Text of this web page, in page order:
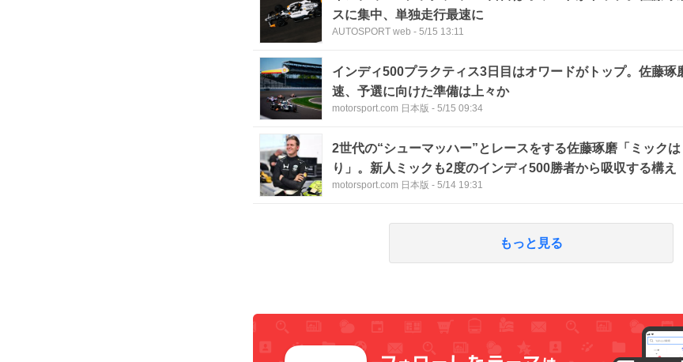
スに集中、単独走行最速に
AUTOSPORT web - 5/15 13:11
インディ500プラクティス3日目はオワードがトップ。佐藤琢
速、予選に向けた準備は上々か
motorsport.com 日本版 - 5/15 09:34
2世代の“シューマッハー”とレースをする佐藤琢磨「ミックは
り」。新人ミックも2度のインディ500勝者から吸収する構え
motorsport.com 日本版 - 5/14 19:31
もっと見る